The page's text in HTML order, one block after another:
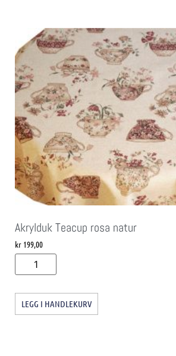
Akrylduk Teacup rosa natur
kr 199,00
LEGG I HANDLEKURV